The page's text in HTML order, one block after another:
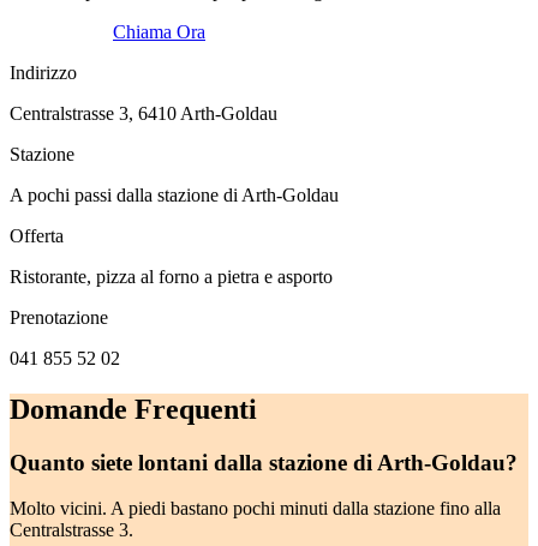
Chiama Ora
Indirizzo
Centralstrasse 3, 6410 Arth-Goldau
Stazione
A pochi passi dalla stazione di Arth-Goldau
Offerta
Ristorante, pizza al forno a pietra e asporto
Prenotazione
041 855 52 02
Domande Frequenti
Quanto siete lontani dalla stazione di Arth-Goldau?
Molto vicini. A piedi bastano pochi minuti dalla stazione fino alla
Centralstrasse 3.